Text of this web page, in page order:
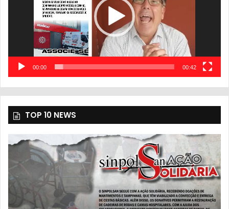
00:00 00:42
TOP 10 NEWS